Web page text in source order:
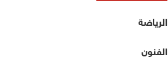
الرياضة
الفنون